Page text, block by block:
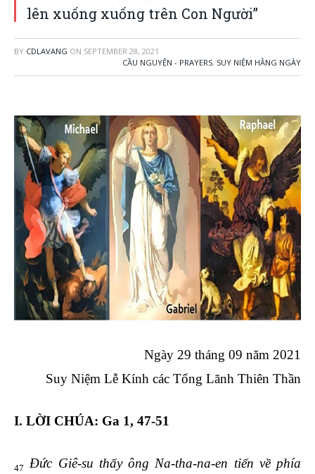
lên xuống xuống trên Con Người”
BY CDLAVANG ON SEPTEMBER 28, 2021
CẦU NGUYỆN - PRAYERS, SUY NIỆM HẰNG NGÀY
Ngày 29 tháng 09 năm 2021
Suy Niệm Lễ Kính các Tổng Lãnh Thiên Thần
I. LỜI CHÚA: Ga 1, 47-51
47
Đức Giê-su thấy ông Na-tha-na-en tiến về phía